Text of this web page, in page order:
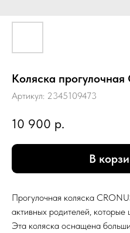
Коляска прогулочная
Артикул: 2345109473
10 900 р.
В
Прогулочная коляска
активных родителей, которые
Эта коляска оснащена